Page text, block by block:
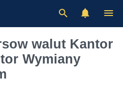
walut Kantor
Wymiany